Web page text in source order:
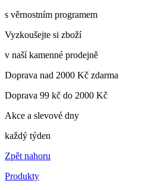
s věrnostním programem
Vyzkoušejte si zboží
v naší kamenné prodejně
Doprava nad 2000 Kč zdarma
Doprava 99 kč do 2000 Kč
Akce a slevové dny
každý týden
Zpět nahoru
Produkty